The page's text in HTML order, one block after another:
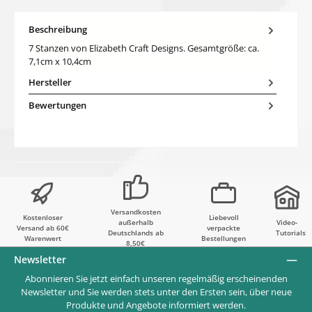
Beschreibung
7 Stanzen von Elizabeth Craft Designs. Gesamtgröße: ca.
7,1cm x 10,4cm
Hersteller
Bewertungen
Kostenloser
Versand ab 60€
Warenwert
Versandkosten
außerhalb
Deutschlands ab
8,50€
Liebevoll
verpackte
Bestellungen
Video-
Tutorials
Newsletter
Abonnieren Sie jetzt einfach unseren regelmäßig erscheinenden
Newsletter und Sie werden stets unter den Ersten sein, über neue
Produkte und Angebote informiert werden.